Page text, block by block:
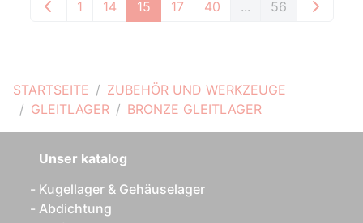
STARTSEITE
ZUBEHÖR UND WERKZEUGE
GLEITLAGER
BRONZE GLEITLAGER
1 14 15 17 40 ... 56
Unser katalog
Kugellager & Gehäuselager
Abdichtung